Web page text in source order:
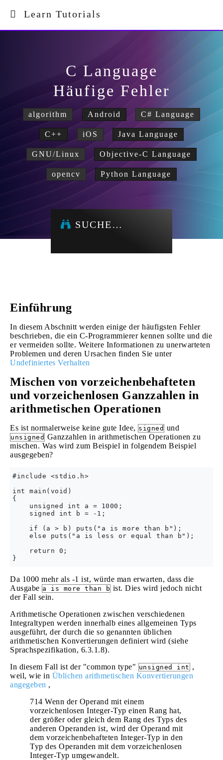
Learn Tutorials
C Language
Häufige Fehler
algorithm Android C# Language
C++ iOS Java Language
GNU/Linux Objective-C Language
opencv Python Language
SUCHE…
Einführung
In diesem Abschnitt werden einige der häufigsten Fehler
beschrieben, die ein C-Programmierer kennen sollte und die
er vermeiden sollte. Weitere Informationen zu unerwarteten
Problemen und deren Ursachen finden Sie unter
Undefiniertes Verhalten
Mischen von vorzeichenbehafteten
und vorzeichenlosen Ganzzahlen in
arithmetischen Operationen
Es ist normalerweise keine gute Idee, signed und
unsigned Ganzzahlen in arithmetischen Operationen zu
mischen. Was wird zum Beispiel in folgendem Beispiel
ausgegeben?
#include <stdio.h>
int main(void)
{
    unsigned int a = 1000;
    signed int b = -1;
    if (a > b) puts("a is more than b");
    else puts("a is less or equal than b");
    return 0;
Da 1000 mehr als -1 ist, würde man erwarten, dass die
Ausgabe a is more than b ist. Dies wird jedoch nicht
der Fall sein.
Arithmetische Operationen zwischen verschiedenen
Integraltypen werden innerhalb eines allgemeinen Typs
ausgeführt, der durch die so genannten üblichen
arithmetischen Konvertierungen definiert wird (siehe
Sprachspezifikation, 6.3.1.8).
In diesem Fall ist der "common type" unsigned int ,
weil, wie in Üblichen arithmetischen Konvertierungen
angegeben ,
714 Wenn der Operand mit einem
vorzeichenlosen Integer-Typ einen Rang hat,
der größer oder gleich dem Rang des Typs des
anderen Operanden ist, wird der Operand mit
dem vorzeichenbehafteten Integer-Typ in den
Typ des Operanden mit dem vorzeichenlosen
Integer-Typ umgewandelt.